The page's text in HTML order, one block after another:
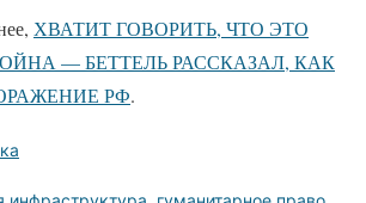
ХВАТИТ ГОВОРИТЬ, ЧТО ЭТО
— БЕТТЕЛЬ РАССКАЗАЛ, КАК
РФ.